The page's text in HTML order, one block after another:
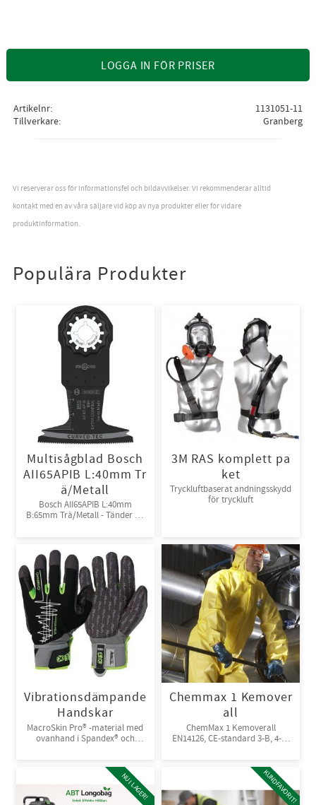
LOGGA IN FÖR PRISER
Artikelnr
1131051-11
Tillverkare
Granberg
Vi reserverar oss för informationsfel och bildavvikelser. Vi rekommenderar alltid
kontakt med en av våra säljare vid köp av nya produkter eller för vidare
produktinformation.
Populära Produkter
Multisågblad Bosch
AII65APIB L:40mm Tr
ä/Metall
Bosch AII65APIB L:40mm
B:65mm Trä/Metall - Tänder av
3M RAS komplett pa
ket
Tryckluftbaserat andningsskydd
för tryckluft
Vibrationsdämpande
Handskar
MacroSkin Pro® -material med
ovanhand i Spandex® och
Chemmax 1 Kemover
all
ChemMax 1 Kemoverall
EN14126, CE-standard 3-B, 4-B,
giftiga kemikalier. 10st/kart
NU I LAGER! KUNDFAVORIT!